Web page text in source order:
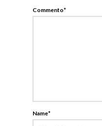
Commento*
Name*